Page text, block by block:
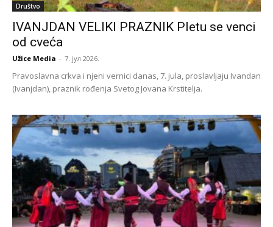
Društvo
IVANJDAN VELIKI PRAZNIK Pletu se venci
od cveća
Užice Media - 7. јул 2026.
Pravoslavna crkva i njeni vernici danas, 7. jula, proslavljaju Ivandan
(Ivanjdan), praznik rođenja Svetog Jovana Krstitelja.